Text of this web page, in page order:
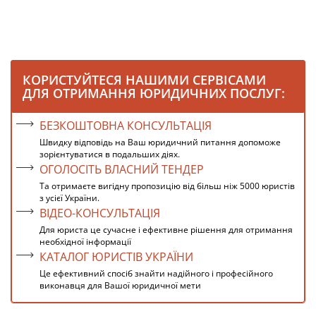
КОРИСТУЙТЕСЯ НАШИМИ СЕРВІСАМИ
ДЛЯ ОТРИМАННЯ ЮРИДИЧНИХ ПОСЛУГ:
БЕЗКОШТОВНА КОНСУЛЬТАЦІЯ
Швидку відповідь на Ваш юридичний питання допоможе
зорієнтуватися в подальших діях.
ОГОЛОСІТЬ ВЛАСНИЙ ТЕНДЕР
Та отримаєте вигідну пропозицію від більш ніж 5000 юристів
з усієї України.
ВІДЕО-КОНСУЛЬТАЦІЯ
Для юриста це сучасне і ефективне рішення для отримання
необхідної інформації
КАТАЛОГ ЮРИСТІВ УКРАЇНИ
Це ефективний спосіб знайти надійного і професійного
виконавця для Вашої юридичної мети